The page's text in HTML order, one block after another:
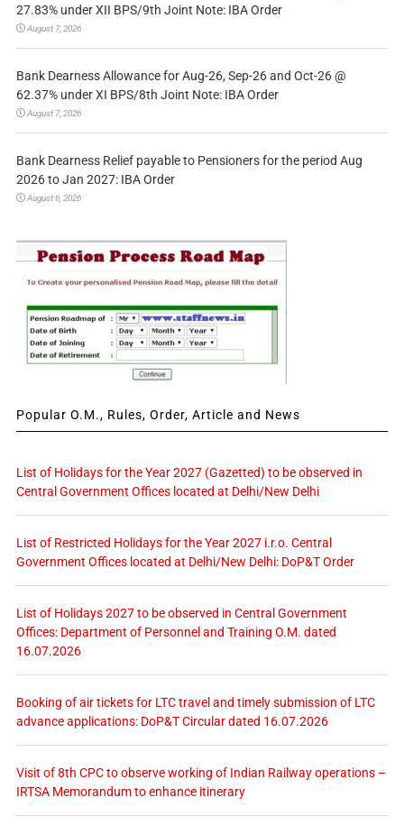
27.83% under XII BPS/9th Joint Note: IBA Order
August 7, 2026
Bank Dearness Allowance for Aug-26, Sep-26 and Oct-26 @
62.37% under XI BPS/8th Joint Note: IBA Order
August 7, 2026
Bank Dearness Relief payable to Pensioners for the period Aug
2026 to Jan 2027: IBA Order
August 6, 2026
Popular O.M., Rules, Order, Article and News
List of Holidays for the Year 2027 (Gazetted) to be observed in
Central Government Offices located at Delhi/New Delhi
List of Restricted Holidays for the Year 2027 i.r.o. Central
Government Offices located at Delhi/New Delhi: DoP&T Order
List of Holidays 2027 to be observed in Central Government
Offices: Department of Personnel and Training O.M. dated
16.07.2026
Booking of air tickets for LTC travel and timely submission of LTC
advance applications: DoP&T Circular dated 16.07.2026
Visit of 8th CPC to observe working of Indian Railway operations –
IRTSA Memorandum to enhance itinerary